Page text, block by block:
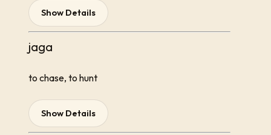
Show Details
jaga
to chase, to hunt
Show Details